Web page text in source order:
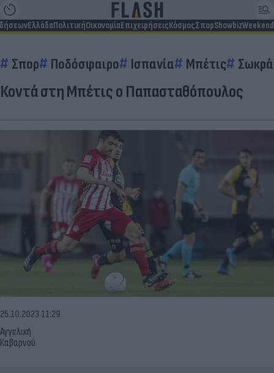
ΕλλάδαΠολιτικήΟικονομίαΕπιχειρήσειςΚόσμοςΣπορShowbizWeekend
Σπορ Ποδόσφαιρο Ισπανία Μπέτις
Κοντά στη Μπέτις ο Παπασταθόπουλος
Αγγελική
Καβαρνού
25.10.2023 11:29